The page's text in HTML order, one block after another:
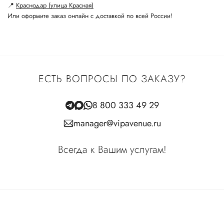
📍 Краснодар (улица Красная)
Или оформите заказ онлайн с доставкой по всей России!
ЕСТЬ ВОПРОСЫ ПО ЗАКАЗУ?
8 800 333 49 29
manager@vipavenue.ru
Всегда к Вашим услугам!